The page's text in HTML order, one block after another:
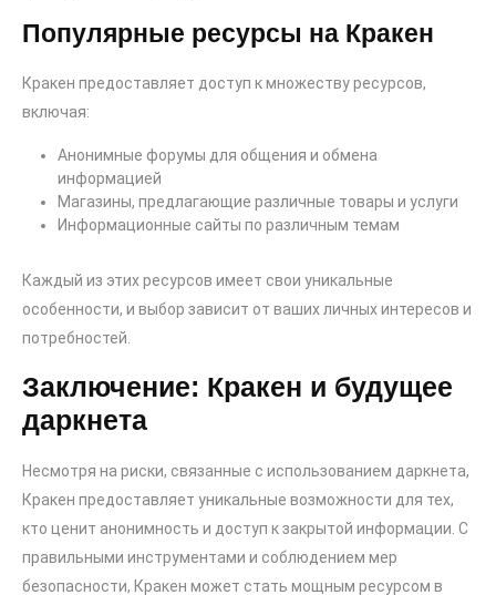
Популярные ресурсы на Кракен
Кракен предоставляет доступ к множеству ресурсов,
включая:
Анонимные форумы для общения и обмена
информацией
Магазины, предлагающие различные товары и услуги
Информационные сайты по различным темам
Каждый из этих ресурсов имеет свои уникальные
особенности, и выбор зависит от ваших личных интересов и
потребностей.
Заключение: Кракен и будущее
даркнета
Несмотря на риски, связанные с использованием даркнета,
Кракен предоставляет уникальные возможности для тех,
кто ценит анонимность и доступ к закрытой информации. С
правильными инструментами и соблюдением мер
безопасности, Кракен может стать мощным ресурсом в